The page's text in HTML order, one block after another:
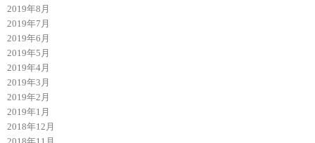
2019年8月
2019年7月
2019年6月
2019年5月
2019年4月
2019年3月
2019年2月
2019年1月
2018年12月